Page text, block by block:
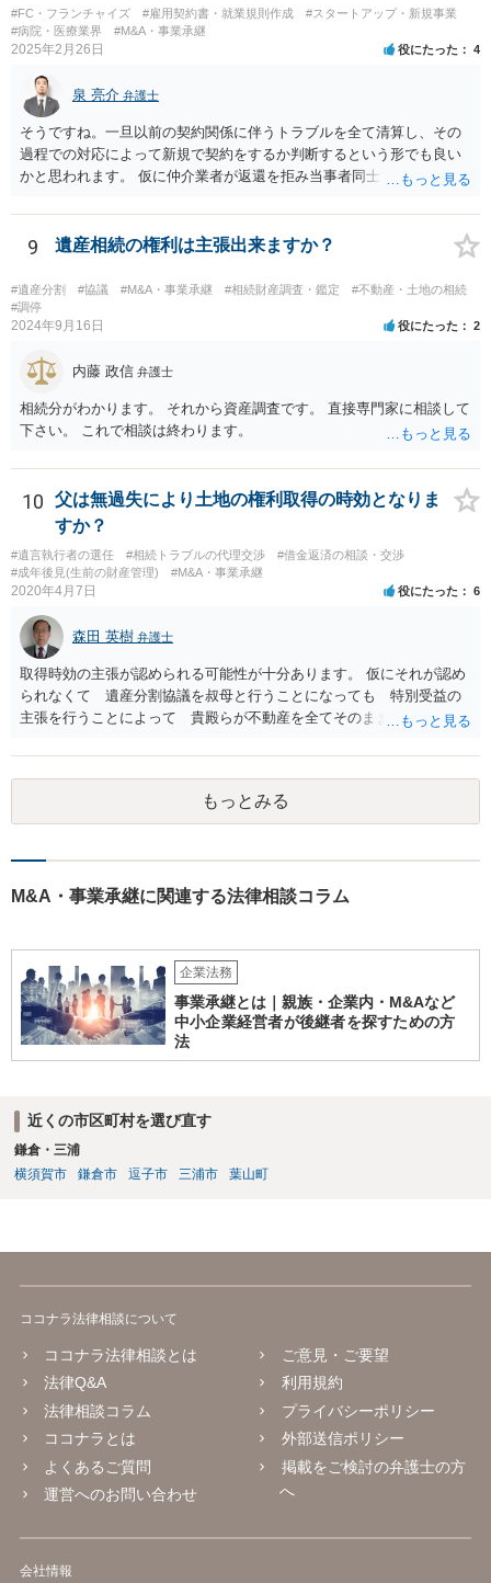
とも十分考えられるかと存じます。また、ご記載いただいた事実関係
を拝見するかぎり、再婚相手のかたは既に相続放棄をされている可能
#FC・フランチャイズ #雇用契約書・就業規則作成
#スタートアップ・新規事業
#病院・医療業界
#M&A・事業承継
2025年2月26日 役にたった 4
泉 亮介 弁護士
そうですね。一旦以前の契約関係に伴うトラブルを全て清算し、その
過程での対応によって新規で契約をするか判断するという形でも良い
かと思われます。 仮に仲介業者が返還を拒み当事者同士での解決が困
9 遺産相続の権利は主張出来ますか？
#遺産分割 #協議 #M&A・事業承継 #相続財産調査・鑑定
#不動産・土地の相続
#調停
2024年9月16日 役にたった 2
内藤 政信 弁護士
相続分がわかります。 それから資産調査です。 直接専門家に相談して
下さい。 これで相談は終わります。
10
父は無過失により土地の権利取得の時効となりま
すか？
#遺言執行者の選任 #相続トラブルの代理交渉
#借金返済の相談・交渉
#成年後見(生前の財産管理)
#M&A・事業承継
2020年4月7日 役にたった 6
森田 英樹 弁護士
取得時効の主張が認められる可能性が十分あります。 仮にそれが認め
られなくて 遺産分割協議を叔母と行うことになっても 特別受益の
主張を行うことによって 貴殿らが不動産を全てそのまま取得できる
もっとみる
M&A・事業承継に関連する法律相談コラム
企業法務
事業承継とは｜親族・企業内・M&Aなど
中小企業経営者が後継者を探すための方
法
近くの市区町村を選び直す
鎌倉・三浦
横須賀市
鎌倉市 逗子市 三浦市 葉山町
ココナラ法律相談について
ココナラ法律相談とは
法律Q&A
法律相談コラム
ココナラとは
よくあるご質問
運営へのお問い合わせ
ご意見・ご要望
利用規約
プライバシーポリシー
外部送信ポリシー
掲載をご検討の弁護士の方
へ
会社情報